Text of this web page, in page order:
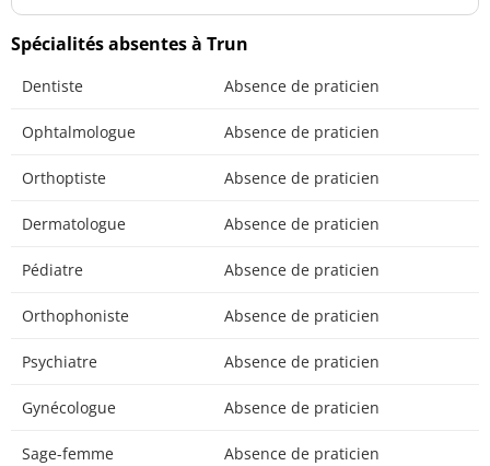
Spécialités absentes à Trun
Dentiste Absence de praticien
Ophtalmologue Absence de praticien
Orthoptiste Absence de praticien
Dermatologue Absence de praticien
Pédiatre Absence de praticien
Orthophoniste Absence de praticien
Psychiatre Absence de praticien
Gynécologue Absence de praticien
Sage-femme Absence de praticien